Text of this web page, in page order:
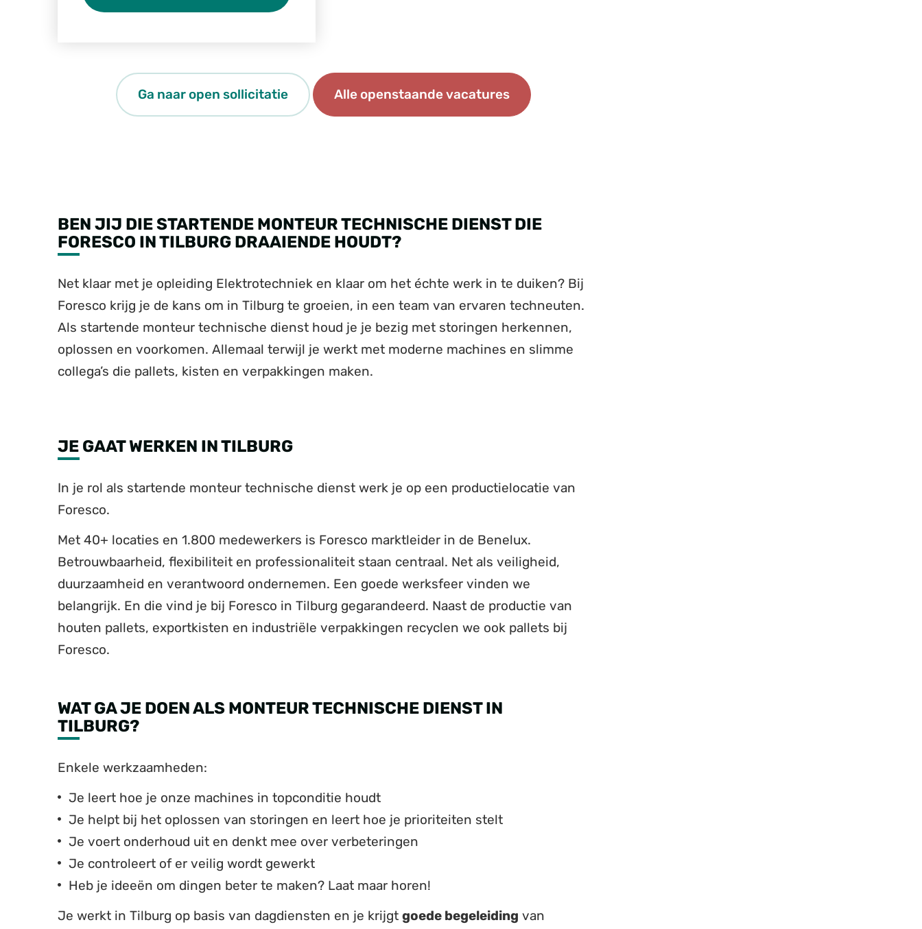
Ga naar open sollicitatie Alle openstaande vacatures
BEN JIJ DIE STARTENDE MONTEUR TECHNISCHE DIENST DIE
FORESCO IN TILBURG DRAAIENDE HOUDT?
Net klaar met je opleiding Elektrotechniek en klaar om het échte werk in te duiken? Bij
Foresco krijg je de kans om in Tilburg te groeien, in een team van ervaren techneuten.
Als startende monteur technische dienst houd je je bezig met storingen herkennen,
oplossen en voorkomen. Allemaal terwijl je werkt met moderne machines en slimme
collega’s die pallets, kisten en verpakkingen maken.
JE GAAT WERKEN IN TILBURG
In je rol als startende monteur technische dienst werk je op een productielocatie van
Foresco.
Met 40+ locaties en 1.800 medewerkers is Foresco marktleider in de Benelux.
Betrouwbaarheid, flexibiliteit en professionaliteit staan centraal. Net als veiligheid,
duurzaamheid en verantwoord ondernemen. Een goede werksfeer vinden we
belangrijk. En die vind je bij Foresco in Tilburg gegarandeerd. Naast de productie van
houten pallets, exportkisten en industriële verpakkingen recyclen we ook pallets bij
Foresco.
WAT GA JE DOEN ALS MONTEUR TECHNISCHE DIENST IN
TILBURG?
Enkele werkzaamheden:
Je leert hoe je onze machines in topconditie houdt
Je helpt bij het oplossen van storingen en leert hoe je prioriteiten stelt
Je voert onderhoud uit en denkt mee over verbeteringen
Je controleert of er veilig wordt gewerkt
Heb je ideeën om dingen beter te maken? Laat maar horen!
Je werkt in Tilburg op basis van dagdiensten en je krijgt goede begeleiding van